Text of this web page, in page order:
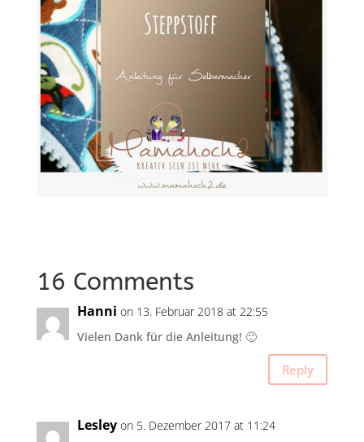
16 Comments
Hanni on 13. Februar 2018 at 22:55
Vielen Dank für die Anleitung! 🙂
Reply
Lesley on 5. Dezember 2017 at 11:24